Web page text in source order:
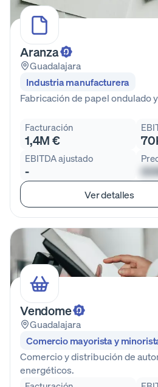
Aranza
Guadalajara
Industria manufacturera
Fabricación de papel ondulado
Facturación
1,4M €
EBITDA ajustado
-
Ver detalles
Vendome
Guadalajara
Comercio mayorista y
Comercio y distribución de
energéticos.